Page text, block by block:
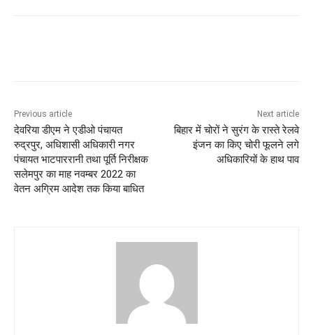
Previous article
देवरिया डीएम ने एडीओ पंचायत
रुद्रपुर, अधिशासी अधिकारी नगर
पंचायत भाटपाररानी तथा पूर्ति निरीक्षक
सलेमपुर का माह नवम्बर 2022 का
वेतन अग्रिम आदेश तक किया बाधित
Next article
बिहार में चोरों ने सुरंग के रास्ते रेलवे
इंजन का किए चोरी फूलने लगे
अधिकारियों के हाथ पाव